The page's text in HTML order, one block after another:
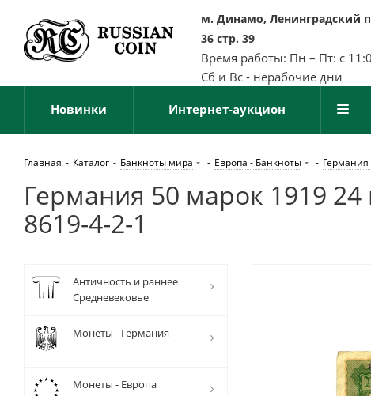
м. Динамо, Ленинградский
36 стр. 39
Время работы: Пн – Пт: с
Сб и Вс - нерабочие дни
Новинки Интернет-аукцион
Главная - Каталог - Банкноты мира - Европа - Банкноты - Германия
Германия 50 марок 1919 24
8619-4-2-1
Античность и раннее
Средневековье
Монеты - Германия
Монеты - Европа